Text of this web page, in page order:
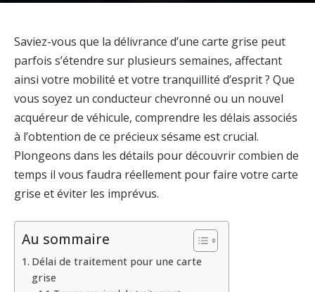
Saviez-vous que la délivrance d’une carte grise peut
parfois s’étendre sur plusieurs semaines, affectant
ainsi votre mobilité et votre tranquillité d’esprit ? Que
vous soyez un conducteur chevronné ou un nouvel
acquéreur de véhicule, comprendre les délais associés
à l’obtention de ce précieux sésame est crucial.
Plongeons dans les détails pour découvrir combien de
temps il vous faudra réellement pour faire votre carte
grise et éviter les imprévus.
Au sommaire
Délai de traitement pour une carte
grise